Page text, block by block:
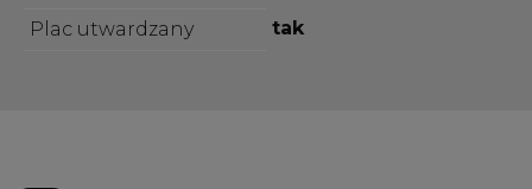
Plac utwardzany
tak